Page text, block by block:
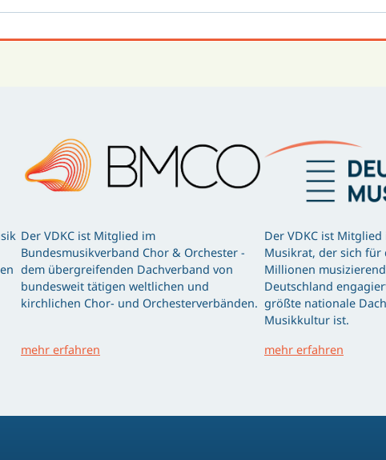
Der VDKC ist Mitglied im
Bundesmusikverband Chor & Orchester -
dem übergreifenden Dachverband von
bundesweit tätigen weltlichen und
kirchlichen Chor- und Orchesterverbänden.
mehr erfahren
Der VDKC ist
Musikrat, der sich für
Millionen
Deutschland
größte nationale
Musikkultur ist.
mehr erfahren